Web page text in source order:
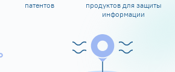
патентов
продуктов для защиты
информации